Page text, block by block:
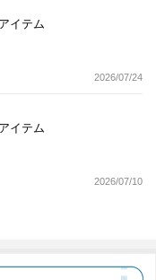
イテム
2026/07/24
イテム
2026/07/10